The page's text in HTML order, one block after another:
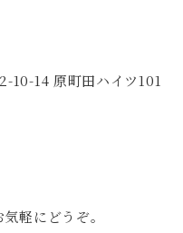
10-14 原町田ハイツ101
軽にどうぞ。